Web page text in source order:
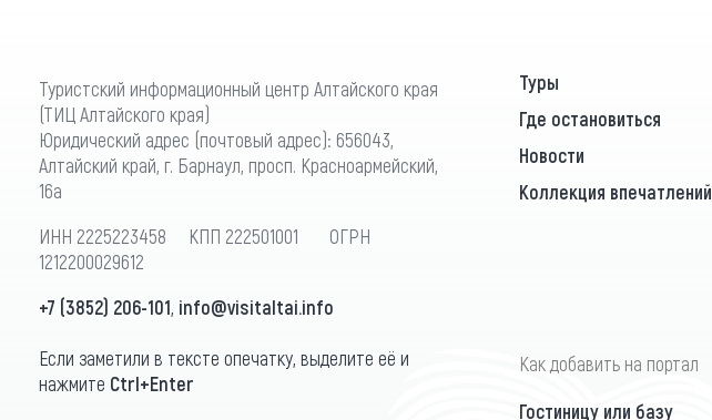
Туристский информационный центр Алтайского края
(ТИЦ Алтайского края)
Юридический адрес (почтовый адрес): 656043,
Алтайский край, г. Барнаул, просп. Красноармейский,
16а
ИНН 2225223458 КПП 222501001 ОГРН
1212200029612
+7 (3852) 206-101, info@visitaltai.info
Если заметили в тексте опечатку, выделите её и
нажмите Ctrl+Enter
Туры
Где остановиться
Новости
Коллекция впечатлений
Как добавить на портал
Гостиницу или базу